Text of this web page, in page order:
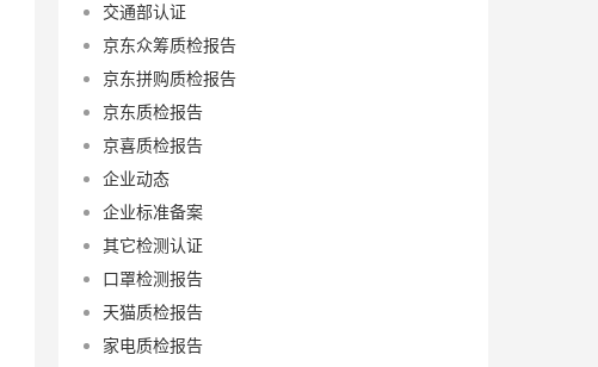
交通部认证
京东众筹质检报告
京东拼购质检报告
京东质检报告
京喜质检报告
企业动态
企业标准备案
其它检测认证
口罩检测报告
天猫质检报告
家电质检报告